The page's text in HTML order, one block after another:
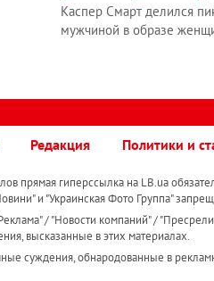
Каспер Смарт делился
мужчиной в образе
Редакция Политики и
прямая гиперссылка на LB.ua
и "Украинская Фото Группа"
/ "Новости компаний" /
высказанные в этих материалах.
суждения, обнародованные в